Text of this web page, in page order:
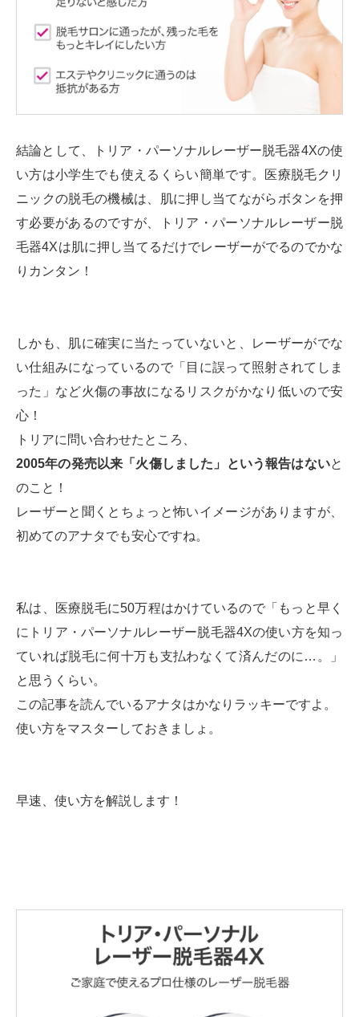
結論として、トリア・パーソナルレーザー脱毛器4Xの使
い方は小学生でも使えるくらい簡単です。医療脱毛クリ
ニックの脱毛の機械は、肌に押し当てながらボタンを押
す必要があるのですが、トリア・パーソナルレーザー脱
毛器4Xは肌に押し当てるだけでレーザーがでるのでかな
りカンタン！
しかも、肌に確実に当たっていないと、レーザーがでな
い仕組みになっているので「目に誤って照射されてしま
った」など火傷の事故になるリスクがかなり低いので安
心！
トリアに問い合わせたところ、
2005年の発売以来「火傷しました」という報告はないと
のこと！
レーザーと聞くとちょっと怖いイメージがありますが、
初めてのアナタでも安心ですね。
私は、医療脱毛に50万程はかけているので「もっと早く
にトリア・パーソナルレーザー脱毛器4Xの使い方を知っ
ていれば脱毛に何十万も支払わなくて済んだのに…。」
と思うくらい。
この記事を読んでいるアナタはかなりラッキーですよ。
使い方をマスターしておきましょ。
早速、使い方を解説します！